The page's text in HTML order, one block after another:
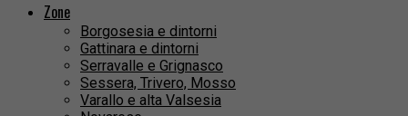
Zone
Borgosesia e dintorni
Gattinara e dintorni
Serravalle e Grignasco
Sessera, Trivero, Mosso
Varallo e alta Valsesia